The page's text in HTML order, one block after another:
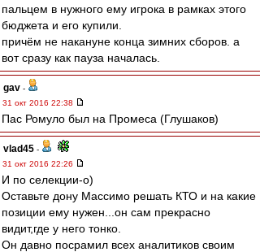
пальцем в нужного ему игрока в рамках этого
бюджета и его купили.
причём не накануне конца зимних сборов. а
вот сразу как пауза началась.
gav -
31 окт 2016 22:38
Пас Ромуло был на Промеса (Глушаков)
vlad45 -
31 окт 2016 22:26
И по селекции-о)
Оставьте дону Массимо решать КТО и на какие
позиции ему нужен...он сам прекрасно
видит,где у него тонко.
Он давно посрамил всех аналитиков своим